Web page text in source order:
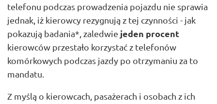
telefonu podczas prowadzenia pojazdu nie sprawia
jednak, iż kierowcy rezygnują z tej czynności - jak
pokazują badania*, zaledwie jeden procent
kierowców przestało korzystać z telefonów
komórkowych podczas jazdy po otrzymaniu za to
mandatu.
Z myślą o kierowcach, pasażerach i osobach z ich